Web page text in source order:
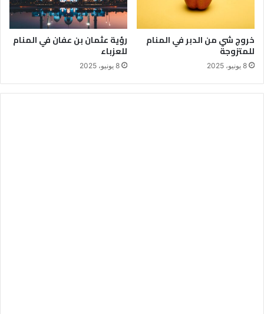
خروج شي من الدبر في المنام
للمتزوجة
8 يونيو، 2025
رؤية عثمان بن عفان في المنام
للعزباء
8 يونيو، 2025